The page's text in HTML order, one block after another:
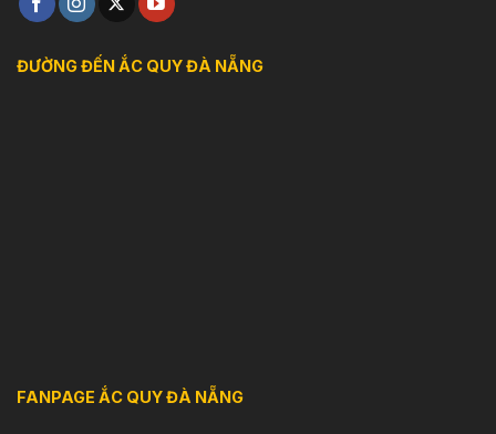
ĐƯỜNG ĐẾN ẮC QUY ĐÀ NẴNG
FANPAGE ẮC QUY ĐÀ NẴNG